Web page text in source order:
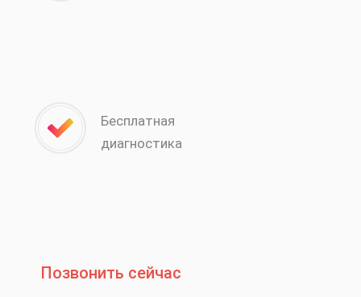
Бесплатная
диагностика
Позвонить сейчас